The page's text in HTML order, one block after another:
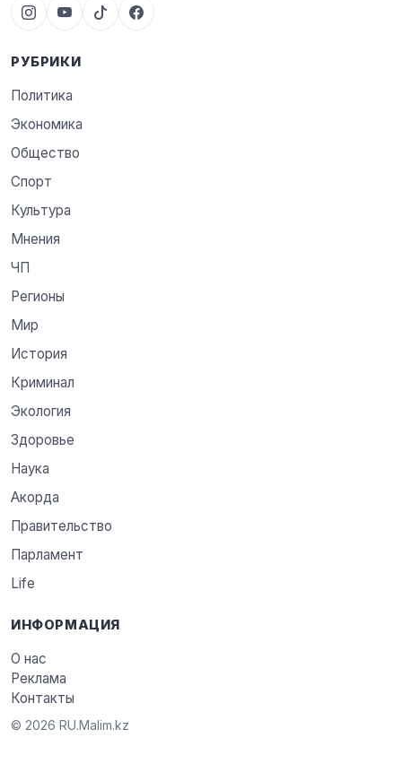
РУБРИКИ
Политика
Экономика
Общество
Спорт
Культура
Мнения
ЧП
Регионы
Мир
История
Криминал
Экология
Здоровье
Наука
Акорда
Правительство
Парламент
Life
ИНФОРМАЦИЯ
О нас
Реклама
Контакты
© 2026 RU.Malim.kz